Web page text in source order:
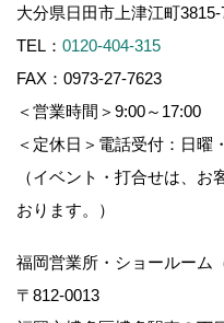
大分県日田市上津江町
TEL： 0120-404-315
FAX：0973-27-7623
＜営業時間＞9:00～17:00
＜定休日＞電話受付：日曜
（イベント・打合せは、
おります。）
福岡営業所・ショールーム
〒812-0013